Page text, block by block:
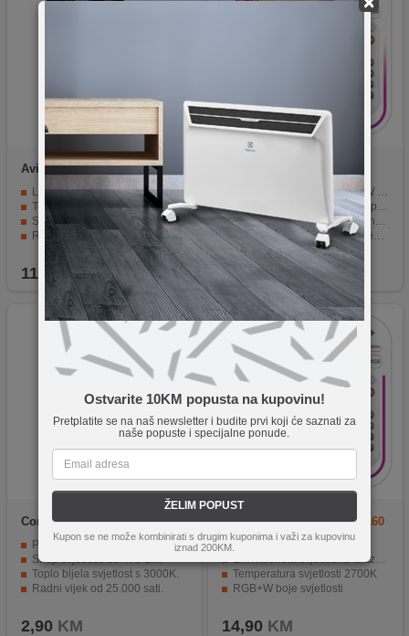
Ostvarite 10KM popusta na kupovinu!
Pretplatite se na naš newsletter i budite prvi koji će saznati za
naše popuste i specijalne ponude.
ŽELIM POPUST
Kupon se ne može kombinirati s drugim kuponima i važi za kupovinu
iznad 200KM.
Avide T45 4W E27
LED sijalica sa snagom od 4W
Temperatura svjetlosti 2700K - toplo bijela
Snop svjetlosti od 360°
Radni vijek od 15.000 sati
Dimenzije Ø 45 x 110 mm
11,50KM
LED tehnologija, samo 4.9W potrošnje
Boja svjetlosti RGB+W i temperatura 2700K
IR daljinski upravljač za jednostavno korištenje
Snop svjetlosti od 180° za jednoliku raspodjelu
Dug radni vijek od 30.000 sati
13,90KM
Commel 305-202
Potrošnja od samo 6W LED-a.
Snop svjetlosti do 470 Lm.
Toplo bijela svjetlost s 3000K.
Radni vijek od 25.000 sati.
2,90 KM
Avide Smart LED Globe A60
9.7W
LED tehnologija s 9.7W
Ekvivalentna svjetlosna izlaznost od 60W
Temperatura svjetlosti 2700K
RGB+W boje svjetlosti
14,90 KM